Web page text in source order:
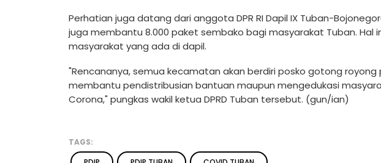
Perhatian juga datang dari anggota DPR RI Dapil IX Tuban-
juga membantu 8.000 paket sembako bagi masyarakat Tuban. Hal
masyarakat yang ada di dapil.
"Rencananya, semua kecamatan akan berdiri posko gotong royong
membantu pendistribusian bantuan maupun mengedukasi
Corona," pungkas wakil ketua DPRD Tuban tersebut. (gun/ian)
TAGS: